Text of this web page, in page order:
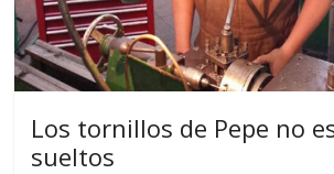
Los tornillos de Pepe no
sueltos